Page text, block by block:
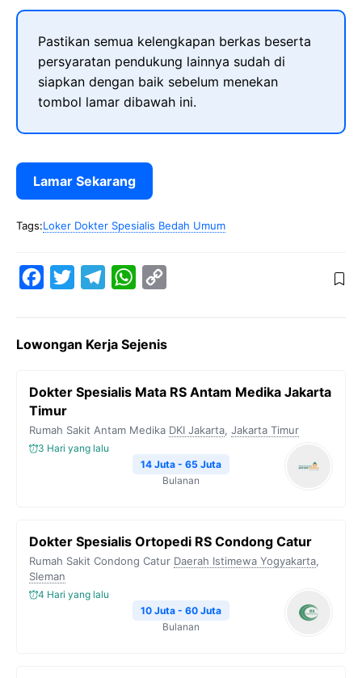
Pastikan semua kelengkapan berkas beserta
persyaratan pendukung lainnya sudah di
siapkan dengan baik sebelum menekan
tombol lamar dibawah ini.
Lamar Sekarang
Tags:Loker Dokter Spesialis Bedah Umum
e
o
k
t
e
e
r
a
m
W
t
A
p
y
n
Lowongan Kerja Sejenis
Dokter Spesialis Mata RS Antam Medika Jakarta
Timur
Rumah Sakit Antam Medika DKI Jakarta, Jakarta Timur
3 Hari yang lalu
14 Juta - 65 Juta
Bulanan
Dokter Spesialis Ortopedi RS Condong Catur
Rumah Sakit Condong Catur Daerah Istimewa Yogyakarta,
Sleman
4 Hari yang lalu
10 Juta - 60 Juta
Bulanan